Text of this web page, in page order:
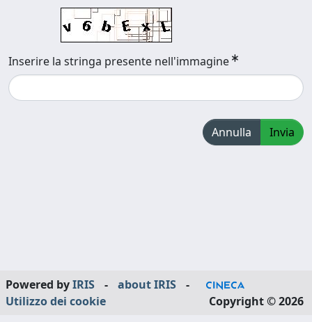
Inserire la stringa presente nell'immagine
Annulla Invia
Powered byIRIS - about IRIS
-
Utilizzo dei cookie
Copyright © 2026